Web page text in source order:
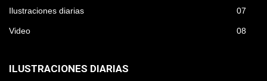
Ilustraciones diarias 07
Video 08
ILUSTRACIONES DIARIAS